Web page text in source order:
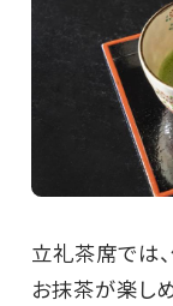
立礼茶席では
お抹茶が楽し